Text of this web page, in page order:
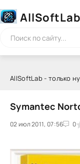
AllSoftLab
AllSoftLab - только
Symantec
02 июл 2011, 07:56 0
1 2 3 4 5